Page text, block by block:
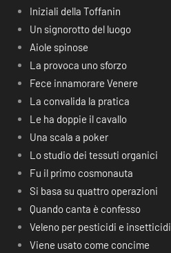
Iniziali della Toffanin
Un signorotto del luogo
Aiole spinose
La provoca uno sforzo
Fece innamorare Venere
La convalida la pratica
Le ha doppie il cavallo
Una scala a poker
Lo studio dei tessuti organici
Fu il primo cosmonauta
Si basa su quattro operazioni
Quando canta è confesso
Veleno per pesticidi e insetticidi
Viene usato come concime